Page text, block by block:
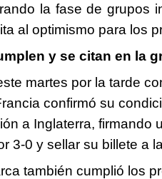
la fase de grupos
al optimismo para los
y se citan en la
martes por la tarde
confirmó su
a Inglaterra, firmando
3-0 y sellar su billete a
también cumplió los